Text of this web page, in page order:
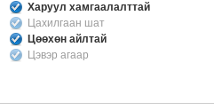
Харуул хамгаалалттай
Цахилгаан шат
Цөөхөн айлтай
Цэвэр агаар